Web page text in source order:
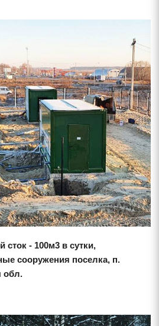
проект
сток - 100м3 в сутки,
сооружения поселка, п.
обл.